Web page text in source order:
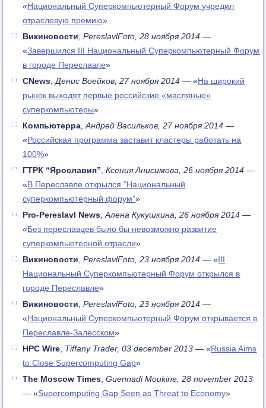
«Национальный Суперкомпьютерный Форум учредил
отраслевую премию»
Викиновости ,PereslavlFoto, 28 ноября 2014 —
«Завершился III Национальный Суперкомпьютерный Форум
в городе Переславле»
CNews ,Денис Воейков, 27 ноября 2014 — «На широкий
рынок выходят первые российские «масляные»
суперкомпьютеры»
Компьютерра ,Андрей Васильков, 27 ноября 2014 —
«Российская программа заставит кластеры работать на
100%»
ГТРК “Ярославия” ,Ксения Анисимова, 26 ноября 2014 —
«В Переславле открылся “Национальный
суперкомпьютерный форум”»
Pro-Pereslavl News ,Алена Кукушкина, 26 ноября 2014 —
«Без переславцев было бы невозможно развитие
суперкомпьютерной отрасли»
Викиновости ,PereslavlFoto, 23 ноября 2014 — «III
Национальный Суперкомпьютерный Форум открылся в
городе Переславле»
Викиновости ,PereslavlFoto, 23 ноября 2014 —
«Национальный Суперкомпьютерный Форум открывается в
Переславле-Залесском»
HPC Wire Tiffany Trader, 03 december 2013 — «Russia Aims
to Close Supercomputing Gap»
The Moscow Times ,Guennadi Moukine, 28 november 2013
— «Supercomputing Gap Seen as Threat to Economy»